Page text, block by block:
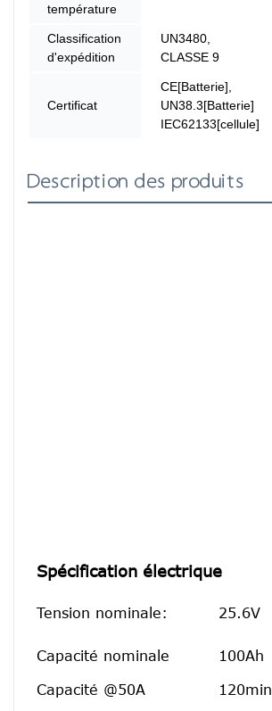
température
Classification
d'expédition
UN3480,
CLASSE 9
Certificat
CE[Batterie],
UN38.3[Batterie]
IEC62133[cellule]
Description des produits
Spécification électrique
Tension nominale: 25.6V
Capacité nominale
100Ah
Capacité @50A 120min